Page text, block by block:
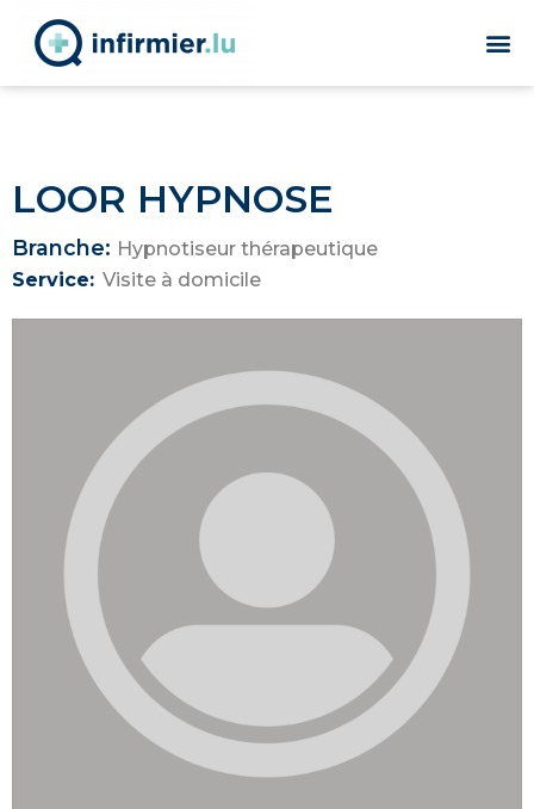
LOOR HYPNOSE
Branche: Hypnotiseur thérapeutique
Service: Visite à domicile